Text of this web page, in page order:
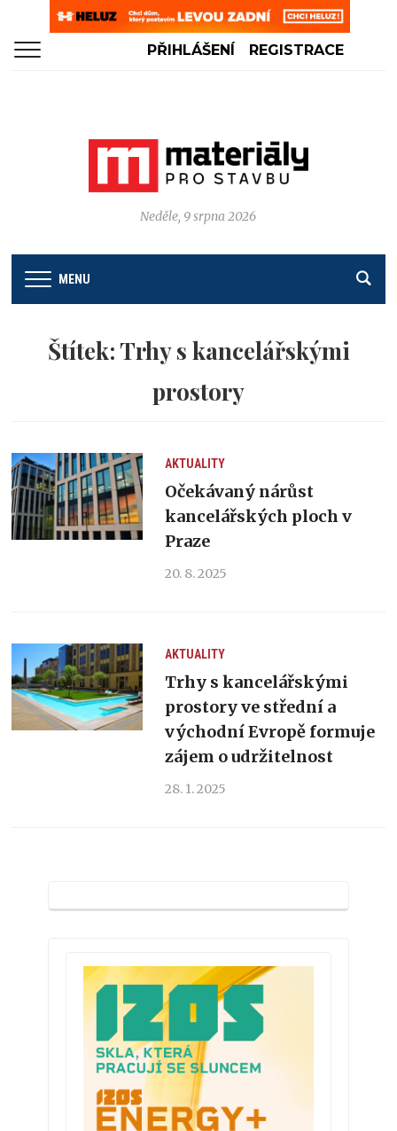
PŘIHLÁŠENÍ REGISTRACE
Neděle, 9 srpna 2026
MENU
Štítek: Trhy s kancelářskými
prostory
AKTUALITY
Očekávaný nárůst
kancelářských ploch v
Praze
20. 8. 2025
AKTUALITY
Trhy s kancelářskými
prostory ve střední a
východní Evropě formuje
zájem o udržitelnost
28. 1. 2025